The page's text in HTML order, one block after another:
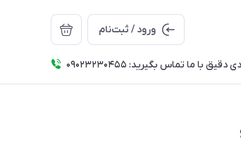
ورود / ثبت‌نام
با ما تماس بگیرید: 09023230455